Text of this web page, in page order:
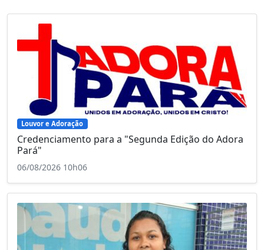
Louvor e Adoração
Credenciamento para a "Segunda Edição do Adora
Pará"
06/08/2026 10h06